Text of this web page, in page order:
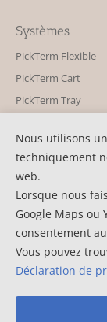
Systèmes
PickTerm Flexible
PickTerm Cart
PickTerm Tray
Contact
KBS
Burkheimer Str. 10
D-79111 Freiburg
Tél. : +49 761
Fax : +49 761
©2026 KBS
Nous utilisons
techniquement
web.
Lorsque nous
Google Maps ou
consentement
Vous pouvez
Déclaration de